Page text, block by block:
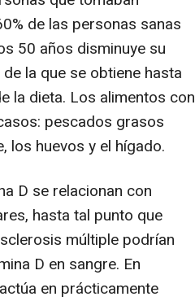
de las personas sanas
50 años disminuye su
la que se obtiene hasta
la dieta. Los alimentos con
pescados grasos
los huevos y el hígado.
D se relacionan con
hasta tal punto que
múltiple podrían
D en sangre. En
en prácticamente